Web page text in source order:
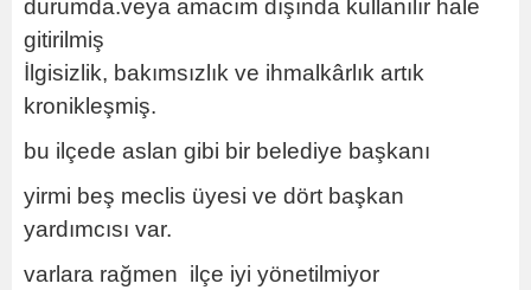
durumda.veya amacım dışında kullanılır hale
gitirilmiş
İlgisizlik, bakımsızlık ve ihmalkârlık artık
kronikleşmiş.
bu ilçede aslan gibi bir belediye başkanı
yirmi beş meclis üyesi ve dört başkan
yardımcısı var.
varlara rağmen ilçe iyi yönetilmiyor